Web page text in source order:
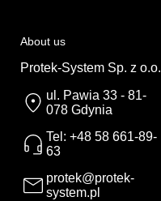
About us
Protek-System Sp. z o.o.
ul. Pawia 33 - 81-
078 Gdynia
Tel: +48 58 661-89-
63
protek@protek-
system.pl